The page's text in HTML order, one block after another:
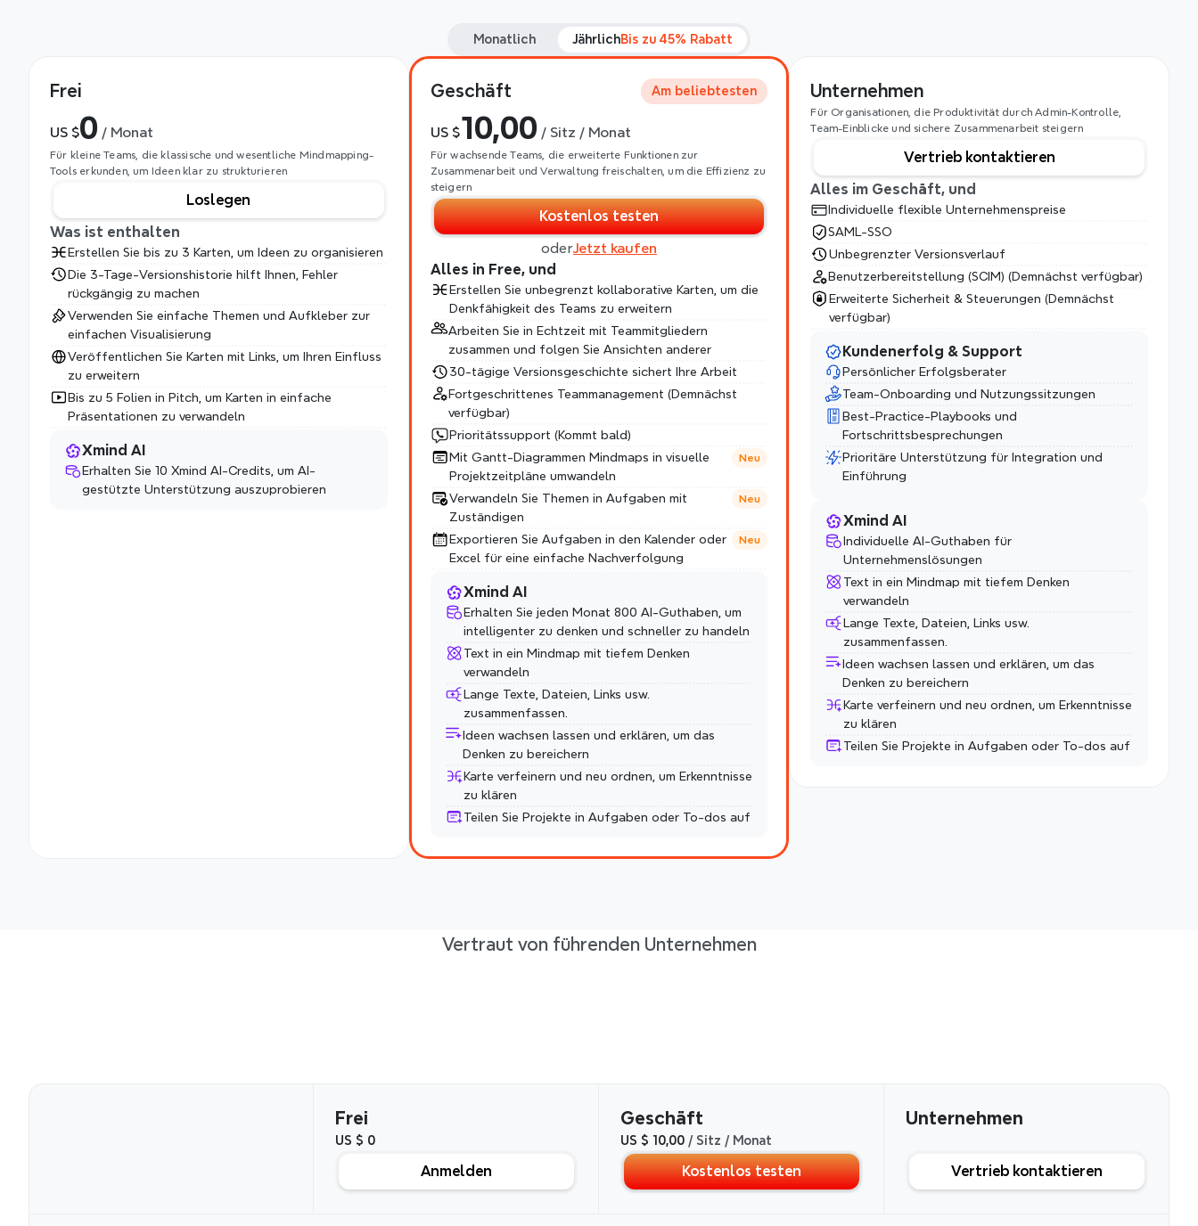
Monatlich JährlichBis zu 45% Rabatt
Frei
US $0 / Monat
Für kleine Teams, die klassische und wesentliche Mindmapping-
Tools erkunden, um Ideen klar zu strukturieren
Loslegen
Was ist enthalten
Erstellen Sie bis zu 3 Karten, um Ideen zu organisieren
Die 3-Tage-Versionshistorie hilft Ihnen, Fehler
rückgängig zu machen
Verwenden Sie einfache Themen und Aufkleber zur
einfachen Visualisierung
Veröffentlichen Sie Karten mit Links, um Ihren Einfluss
zu erweitern
Bis zu 5 Folien in Pitch, um Karten in einfache
Präsentationen zu verwandeln
Xmind AI
Erhalten Sie 10 Xmind AI-Credits, um AI-
gestützte Unterstützung auszuprobieren
Am beliebtesten
Geschäft
US $10,00 / Sitz / Monat
Für wachsende Teams, die erweiterte Funktionen zur
Zusammenarbeit und Verwaltung freischalten, um die Effizienz zu
steigern
Kostenlos testen
oderJetzt kaufen
Alles in Free, und
Erstellen Sie unbegrenzt kollaborative Karten, um die
Denkfähigkeit des Teams zu erweitern
Arbeiten Sie in Echtzeit mit Teammitgliedern
zusammen und folgen Sie Ansichten anderer
30-tägige Versionsgeschichte sichert Ihre Arbeit
Fortgeschrittenes Teammanagement (Demnächst
verfügbar)
Prioritätssupport (Kommt bald)
Mit Gantt-Diagrammen Mindmaps in visuelle
Projektzeitpläne umwandeln
Neu
Verwandeln Sie Themen in Aufgaben mit
Zuständigen
Neu
Exportieren Sie Aufgaben in den Kalender oder
Excel für eine einfache Nachverfolgung
Neu
Xmind AI
Erhalten Sie jeden Monat 800 AI-Guthaben, um
intelligenter zu denken und schneller zu handeln
Text in ein Mindmap mit tiefem Denken
verwandeln
Lange Texte, Dateien, Links usw.
zusammenfassen.
Ideen wachsen lassen und erklären, um das
Denken zu bereichern
Karte verfeinern und neu ordnen, um Erkenntnisse
zu klären
Teilen Sie Projekte in Aufgaben oder To-dos auf
Unternehmen
Für Organisationen, die Produktivität durch Admin-Kontrolle,
Team-Einblicke und sichere Zusammenarbeit steigern
Vertrieb kontaktieren
Alles im Geschäft, und
Individuelle flexible Unternehmenspreise
SAML-SSO
Unbegrenzter Versionsverlauf
Benutzerbereitstellung (SCIM) (Demnächst verfügbar)
Erweiterte Sicherheit & Steuerungen (Demnächst
verfügbar)
Kundenerfolg & Support
Persönlicher Erfolgsberater
Team-Onboarding und Nutzungssitzungen
Best-Practice-Playbooks und
Fortschrittsbesprechungen
Prioritäre Unterstützung für Integration und
Einführung
Xmind AI
Individuelle AI-Guthaben für
Unternehmenslösungen
Text in ein Mindmap mit tiefem Denken
verwandeln
Lange Texte, Dateien, Links usw.
zusammenfassen.
Ideen wachsen lassen und erklären, um das
Denken zu bereichern
Karte verfeinern und neu ordnen, um Erkenntnisse
zu klären
Teilen Sie Projekte in Aufgaben oder To-dos auf
Vertraut von führenden Unternehmen
Frei
US $ 0
Anmelden
Geschäft
US $ 10,00 / Sitz / Monat
Kostenlos testen
Unternehmen
Vertrieb kontaktieren